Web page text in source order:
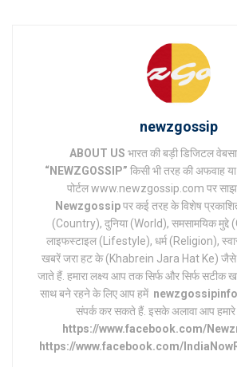
newzgossip
ABOUT US भारत की बड़ी डिजिटल
“NEWZGOSSIP” किसी भी तरह की अफवाह
पोर्टल www.newzgossip.com पर साझा
Newzgossipपर कई तरह के विशेष
(Country), दुनिया (World), समसामयिक
लाइफस्टाइल (Lifestyle), धर्म (Religion),
खबरें जरा हट के (Khabrein Jara Hat Ke) जैसे
जाते हैं. हमारा लक्ष्य आप तक सिर्फ और सिर्फ सटीक
साथ बने रहने के लिए आप हमें
संपर्क कर सकते हैं. इसके अलावा आप
https://www.facebook.com/
https://www.facebook.com/